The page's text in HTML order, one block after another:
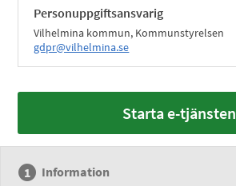
Personuppgiftsansvarig
Vilhelmina kommun, Kommunstyrelsen
gdpr@vilhelmina.se
Starta e-tjänsten
Information